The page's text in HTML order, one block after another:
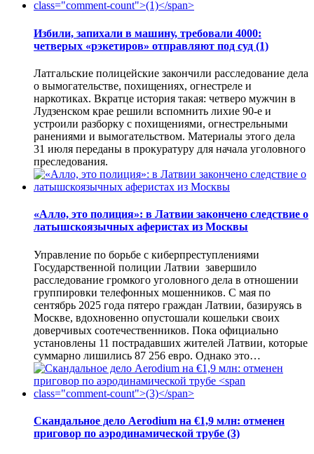
Избили, запихали в машину, требовали 4000:
четверых «рэкетиров» отправляют под суд (1)
Латгальские полицейские закончили расследование дела
о вымогательстве, похищениях, огнестреле и
наркотиках. Вкратце история такая: четверо мужчин в
Лудзенском крае решили вспомнить лихие 90-е и
устроили разборку с похищениями, огнестрельными
ранениями и вымогательством. Материалы этого дела
31 июля переданы в прокуратуру для начала уголовного
преследования.
«Алло, это полиция»: в Латвии закончено следствие о
латышскоязычных аферистах из Москвы
Управление по борьбе с киберпреступлениями
Государственной полиции Латвии завершило
расследование громкого уголовного дела в отношении
группировки телефонных мошенников. С мая по
сентябрь 2025 года пятеро граждан Латвии, базируясь в
Москве, вдохновенно опустошали кошельки своих
доверчивых соотечественников. Пока официально
установлены 11 пострадавших жителей Латвии, которые
суммарно лишились 87 256 евро. Однако это…
Скандальное дело Aerodium на €1,9 млн: отменен
приговор по аэродинамической трубе (3)